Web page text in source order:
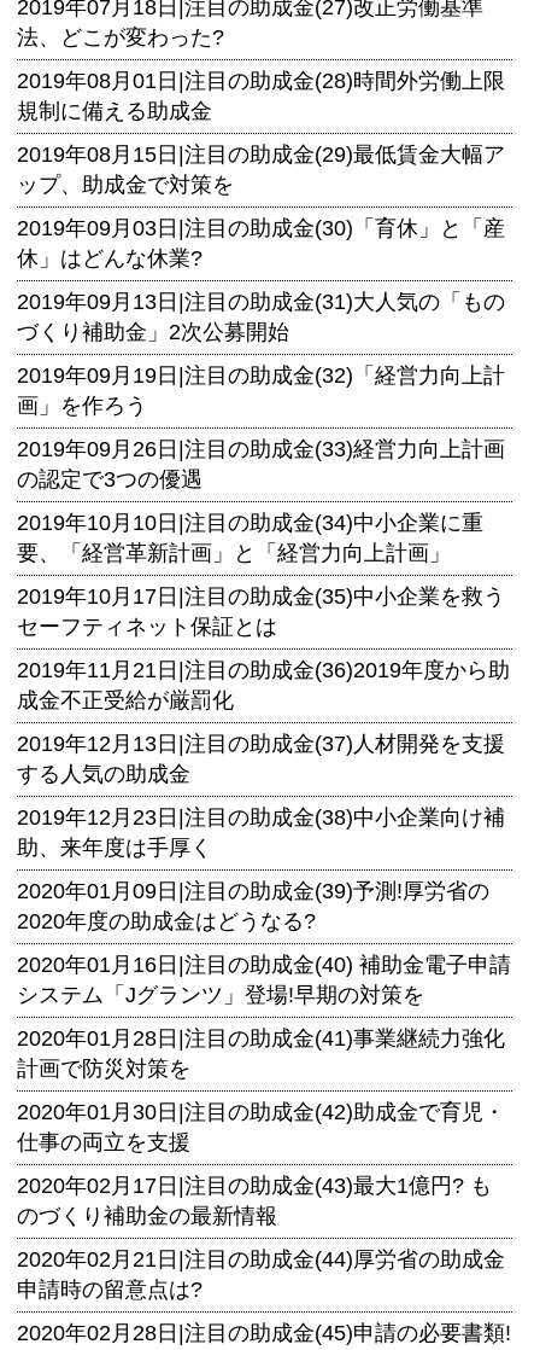
2019年07月18日| 注目の助成金(27)改正労働基準
法、どこが変わった?
2019年08月01日| 注目の助成金(28)時間外労働上限
規制に備える助成金
2019年08月15日| 注目の助成金(29)最低賃金大幅ア
ップ、助成金で対策を
2019年09月03日| 注目の助成金(30)「育休」と「産
休」はどんな休業?
2019年09月13日| 注目の助成金(31)大人気の「もの
づくり補助金」2次公募開始
2019年09月19日| 注目の助成金(32)「経営力向上計
画」を作ろう
2019年09月26日| 注目の助成金(33)経営力向上計画
の認定で3つの優遇
2019年10月10日| 注目の助成金(34)中小企業に重
要、「経営革新計画」と「経営力向上計画」
2019年10月17日| 注目の助成金(35)中小企業を救う
セーフティネット保証とは
2019年11月21日| 注目の助成金(36)2019年度から助
成金不正受給が厳罰化
2019年12月13日| 注目の助成金(37)人材開発を支援
する人気の助成金
2019年12月23日| 注目の助成金(38)中小企業向け補
助、来年度は手厚く
2020年01月09日| 注目の助成金(39)予測!厚労省の
2020年度の助成金はどうなる?
2020年01月16日| 注目の助成金(40) 補助金電子申請
システム「Jグランツ」登場!早期の対策を
2020年01月28日| 注目の助成金(41)事業継続力強化
計画で防災対策を
2020年01月30日| 注目の助成金(42)助成金で育児・
仕事の両立を支援
2020年02月17日| 注目の助成金(43)最大1億円? も
のづくり補助金の最新情報
2020年02月21日| 注目の助成金(44)厚労省の助成金
申請時の留意点は?
2020年02月28日| 注目の助成金(45)申請の必要書類!